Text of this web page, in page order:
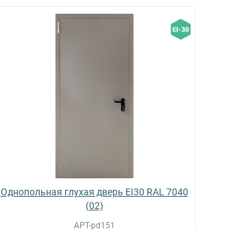
Однопольная глухая дверь EI30 RAL 7040
(02)
АРТ-pd151